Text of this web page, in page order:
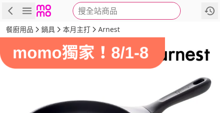
搜全站商品
商品 評價 詳情
餐廚用品 鍋具 本月主打 Arnest